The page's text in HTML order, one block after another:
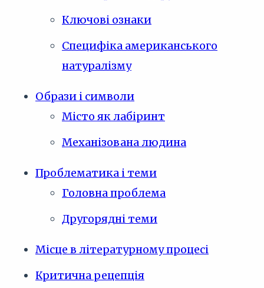
Ключові ознаки
Специфіка американського
натуралізму
Образи і символи
Місто як лабіринт
Механізована людина
Проблематика і теми
Головна проблема
Другорядні теми
Місце в літературному процесі
Критична рецепція